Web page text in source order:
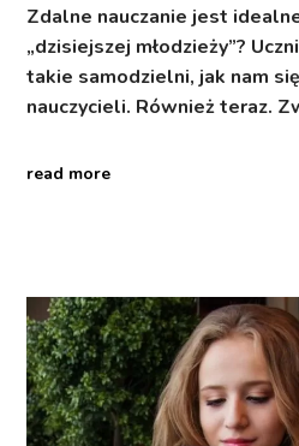
Zdalne nauczanie jest
„dzisiejszej młodzieży”?
takie samodzielni, jak nam
nauczycieli. Również teraz.
read more